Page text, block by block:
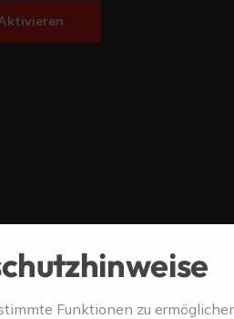
Funktionen zu